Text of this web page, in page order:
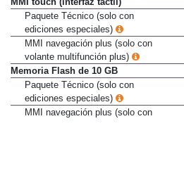
MMI touch (interfaz táctil)
Paquete Técnico (solo con
ediciones especiales)
MMI navegación plus (solo con
volante multifunción plus)
Memoria Flash de 10 GB
Paquete Técnico (solo con
ediciones especiales)